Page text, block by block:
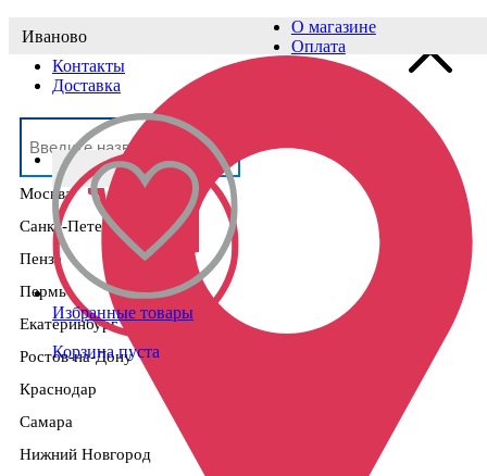
Выберите населённый пункт
Москва
Санкт-Петербург
Пенза
Пермь
Екатеринбург
Ростов-на-Дону
Краснодар
Самара
Нижний Новгород
Иваново
О магазине
Оплата
Контакты
Доставка
Избранные товары
Корзина пуста